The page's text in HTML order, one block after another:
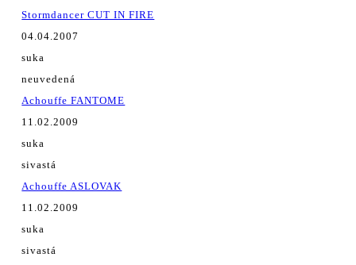
Stormdancer CUT IN FIRE
04.04.2007
suka
neuvedená
Achouffe FANTOME
11.02.2009
suka
sivastá
Achouffe ASLOVAK
11.02.2009
suka
sivastá